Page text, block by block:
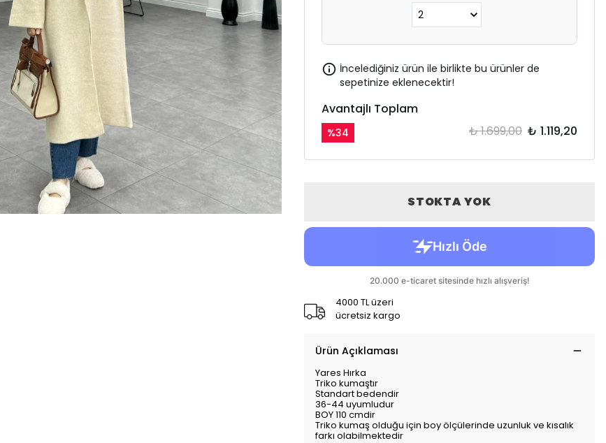
İncelediğiniz ürün ile birlikte bu ürünler de
sepetinize eklenecektir!
Avantajlı Toplam
%34 ₺ 1.699,00 ₺ 1.119,20
STOKTA YOK
4000 TL üzeri
ücretsiz kargo
Ürün Açıklaması
Yares Hırka
Triko kumaştır
Standart bedendir
36-44 uyumludur
BOY 110 cmdir
Triko kumaş olduğu için boy ölçülerinde uzunluk ve kısalık
farkı olabilmektedir